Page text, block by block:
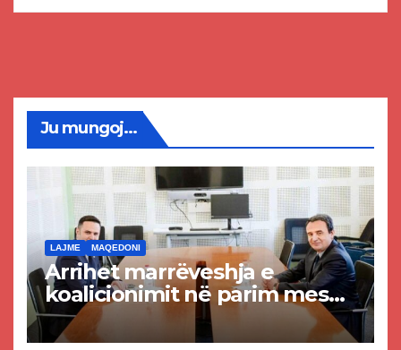
Ju mungoj...
LAJME MAQEDONI
Arrihet marrëveshja e
koalicionimit në parim mes
Kurtit dhe Abdixhikut